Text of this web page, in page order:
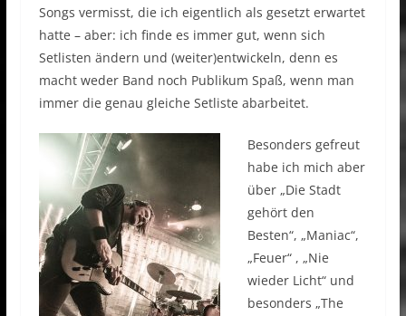
Songs vermisst, die ich eigentlich als gesetzt erwartet
hatte – aber: ich finde es immer gut, wenn sich
Setlisten ändern und (weiter)entwickeln, denn es
macht weder Band noch Publikum Spaß, wenn man
immer die genau gleiche Setliste abarbeitet.
Besonders gefreut
habe ich mich aber
über „Die Stadt
gehört den
Besten“, „Maniac“,
„Feuer“ , „Nie
wieder Licht“ und
besonders „The